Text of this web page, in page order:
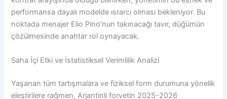
performansa dayalı modelde ısrarcı olması bekleniyor. Bu
noktada menajer Elio Pino’nun takınacağı tavır, düğümün
çözülmesinde anahtar rol oynayacak.
Saha İçi Etki ve İstatistiksel Verimlilik Analizi
Yaşanan tüm tartışmalara ve fiziksel form durumuna yönelik
eleştirilere rağmen, Arjantinli forvetin 2025-2026